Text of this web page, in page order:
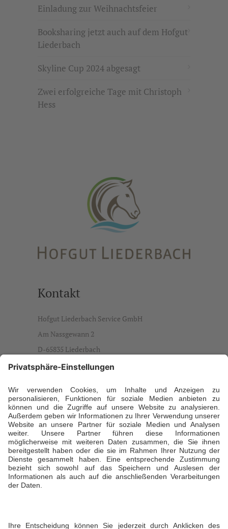
Einladung zur Weihnachtsfeier
Booksharing jetzt auch auf dem Hofgut
Liederbach
Skyline Cup 2024 abgesagt
Zwei erfolgreiche Tage mit Christoph
Hess
Kontakt
Hofgut Liederbach Service GmbH
Am Nassgewann 2
D-65835 Liederbach
info@hofgut-liederbach.de
Ansprechpartner
Daniela Büdenbender, Geschäftsführerin
T +49 173 5941929
Öffnungszeiten